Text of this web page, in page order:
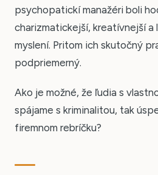
psychopatickí manažéri boli
charizmatickejší, kreatívnejší
myslení. Pritom ich skutočný
podpriemerný.
Ako je možné, že ľudia s
spájame s kriminalitou, tak
firemnom rebríčku?